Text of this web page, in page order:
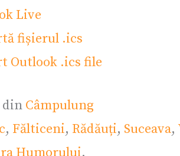
Live
fișierul .ics
Outlook .ics file
din Câmpulung
, Fălticeni, Rădăuți, Suceava,
Humorului.